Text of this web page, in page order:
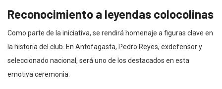
Reconocimiento a leyendas colocolinas
Como parte de la iniciativa, se rendirá homenaje a figuras clave en
la historia del club. En Antofagasta, Pedro Reyes, exdefensor y
seleccionado nacional, será uno de los destacados en esta
emotiva ceremonia.